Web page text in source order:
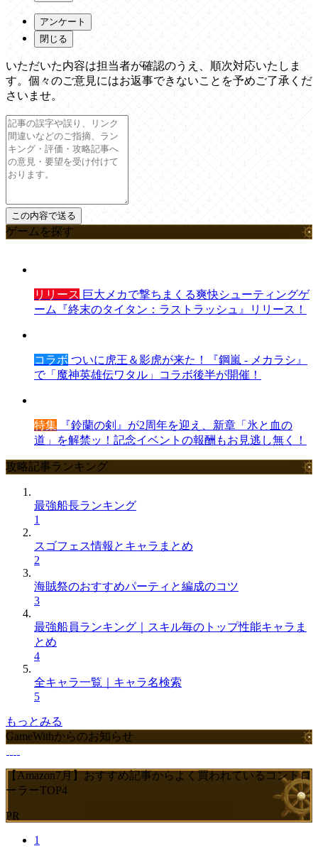
アンケート
閉じる
いただいた内容は担当者が確認のうえ、順次対応いたしま
す。個々のご意見にはお返事できないことを予めご了承くだ
さいませ。
ゲームを探す
リリース 巨大メカで撃ちまくる爽快シューティングゲ
ーム『終末のタイタン：ラストラッシュ』リリース！
コラボ ついに虎王＆影虎が来た！『鋼嵐 - メカラシ』
で「魔神英雄伝ワタル」コラボ後半が開催！
特集 『鈴蘭の剣』が2周年を迎え、新章「氷と血の
道」を解禁ッ！記念イベントの報酬もお見逃し無く！
攻略記事ランキング
最強船長ランキング
1
スゴフェス情報とキャラまとめ
2
海賊祭のおすすめパーティと編成のコツ
3
最強船員ランキング｜スキル毎のトップ性能キャラま
とめ
4
全キャラ一覧｜キャラ名検索
5
もっとみる
GameWithからのお知らせ
【Amazon7月】おすすめ記事からよく買われているコントロ
ーラーTOP4
PR
1